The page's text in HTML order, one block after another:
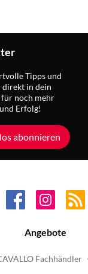
Tipps und
in dein
für noch mehr
Erfolg!
abonnieren
Angebote
Fachhändler